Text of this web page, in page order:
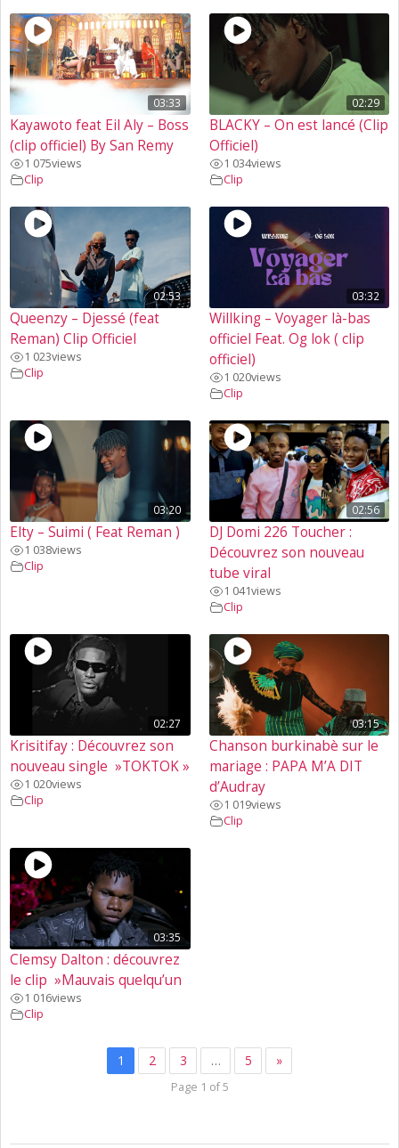
03:33
Kayawoto feat Eil Aly – Boss
(clip officiel) By San Remy
1 075views
Clip
02:29
BLACKY – On est lancé (Clip
Officiel)
1 034views
Clip
02:53
Queenzy – Djessé (feat
Reman) Clip Officiel
1 023views
Clip
03:32
Willking – Voyager là-bas
officiel Feat. Og lok ( clip
officiel)
1 020views
Clip
03:20
Elty – Suimi ( Feat Reman )
1 038views
Clip
02:56
DJ Domi 226 Toucher :
Découvrez son nouveau
tube viral
1 041views
Clip
02:27
Krisitifay : Découvrez son
nouveau single »TOKTOK »
1 020views
Clip
03:15
Chanson burkinabè sur le
mariage : PAPA M’A DIT
d’Audray
1 019views
Clip
03:35
Clemsy Dalton : découvrez
le clip »Mauvais quelqu’un
1 016views
Clip
1 2 3 … 5 »
Page 1 of 5